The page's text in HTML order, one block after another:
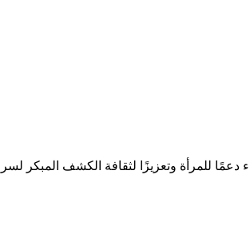
دعمًا للمرأة وتعزيزًا لثقافة الكشف المبكر